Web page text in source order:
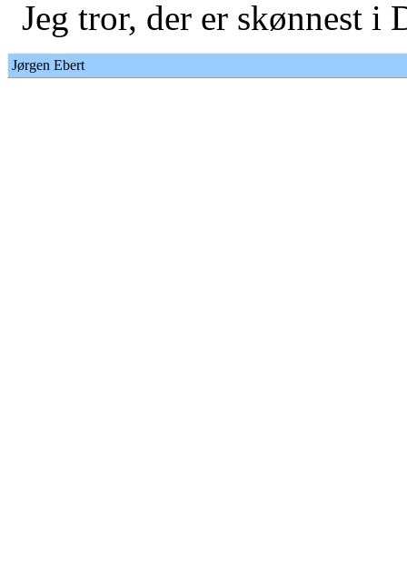
Jeg tror, der er skønnest i
Jørgen Ebert